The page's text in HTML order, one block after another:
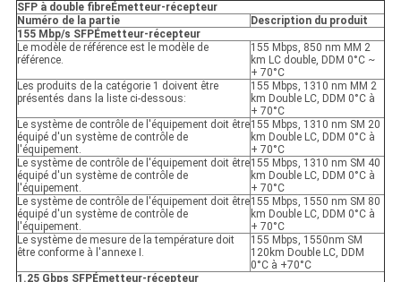
SFP à double fibreÉmetteur-récepteur
Numéro de la partie
Description du produit
155 Mbp/s SFPÉmetteur-récepteur
Le modèle de référence est le modèle de
référence.
155 Mbps, 850 nm MM 2
km LC double, DDM 0°C ~
+ 70°C
Les produits de la catégorie 1 doivent être
présentés dans la liste ci-dessous:
155 Mbps, 1310 nm MM 2
km Double LC, DDM 0°C à
+ 70°C
Le système de contrôle de l'équipement doit être
équipé d'un système de contrôle de
l'équipement.
155 Mbps, 1310 nm SM 20
km Double LC, DDM 0°C à
+ 70°C
Le système de contrôle de l'équipement doit être
équipé d'un système de contrôle de
l'équipement.
155 Mbps, 1310 nm SM 40
km Double LC, DDM 0°C à
+ 70°C
Le système de contrôle de l'équipement doit être
équipé d'un système de contrôle de
l'équipement.
155 Mbps, 1550 nm SM 80
km Double LC, DDM 0°C à
+ 70°C
Le système de mesure de la température doit
être conforme à l'annexe I.
155 Mbps, 1550nm SM
120km Double LC, DDM
0°C à +70°C
1.25 Gbps SFPÉmetteur-récepteur